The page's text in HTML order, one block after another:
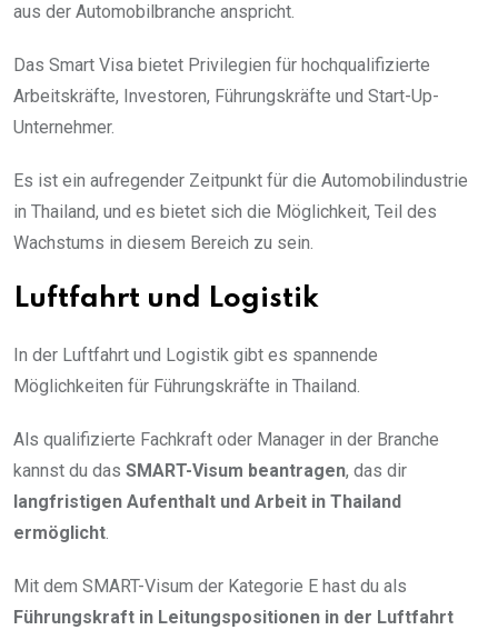
aus der Automobilbranche anspricht.
Das Smart Visa bietet Privilegien für hochqualifizierte
Arbeitskräfte, Investoren, Führungskräfte und Start-Up-
Unternehmer.
Es ist ein aufregender Zeitpunkt für die Automobilindustrie
in Thailand, und es bietet sich die Möglichkeit, Teil des
Wachstums in diesem Bereich zu sein.
Luftfahrt und Logistik
In der Luftfahrt und Logistik gibt es spannende
Möglichkeiten für Führungskräfte in Thailand.
Als qualifizierte Fachkraft oder Manager in der Branche
kannst du das SMART-Visum beantragen, das dir
langfristigen Aufenthalt und Arbeit in Thailand
ermöglicht.
Mit dem SMART-Visum der Kategorie E hast du als
Führungskraft in Leitungspositionen in der Luftfahrt